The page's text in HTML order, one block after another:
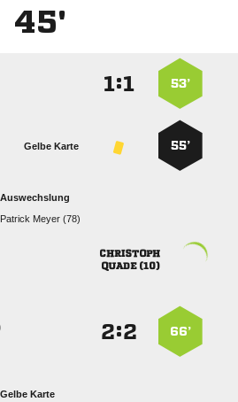
45'
53’
:
55’
Gelbe Karte
Auswechslung
  

 
66’
:
Gelbe Karte